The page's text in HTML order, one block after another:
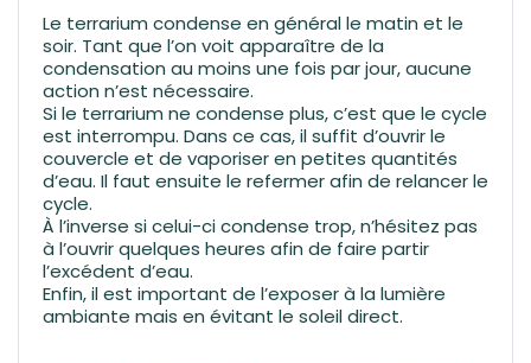
Le terrarium condense en général le matin et le
soir. Tant que l’on voit apparaître de la
condensation au moins une fois par jour, aucune
action n’est nécessaire.
Si le terrarium ne condense plus, c’est que le cycle
est interrompu. Dans ce cas, il suffit d’ouvrir le
couvercle et de vaporiser en petites quantités
d’eau. Il faut ensuite le refermer afin de relancer le
cycle.
À l’inverse si celui-ci condense trop, n’hésitez pas
à l’ouvrir quelques heures afin de faire partir
l’excédent d’eau.
Enfin, il est important de l’exposer à la lumière
ambiante mais en évitant le soleil direct.